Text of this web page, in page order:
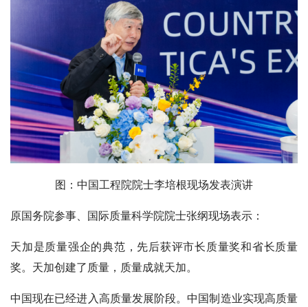
图：中国工程院院士李培根现场发表演讲
原国务院参事、国际质量科学院院士张纲现场表示：
天加是质量强企的典范，先后获评市长质量奖和省长质量
奖。天加创建了质量，质量成就天加。
中国现在已经进入高质量发展阶段。中国制造业实现高质量